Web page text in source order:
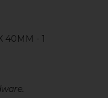
40MM - 1